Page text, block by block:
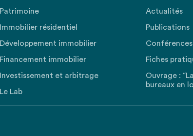
Patrimoine
Immobilier résidentiel
Développement immobilier
Financement immobilier
Investissement et arbitrage
Le Lab
Actualités
Publications
Conférences
Fiches
Ouvrage :
bureaux en